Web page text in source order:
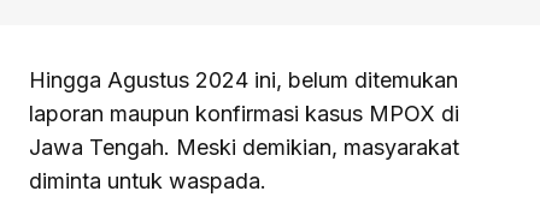
Hingga Agustus 2024 ini, belum ditemukan
laporan maupun konfirmasi kasus MPOX di
Jawa Tengah. Meski demikian, masyarakat
diminta untuk waspada.